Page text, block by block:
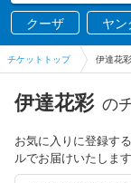
クーザ
ヤン
ー
チケットトップ 伊達花彩
伊達花彩 の
お気に入りに登録す
ルでお届けいたします